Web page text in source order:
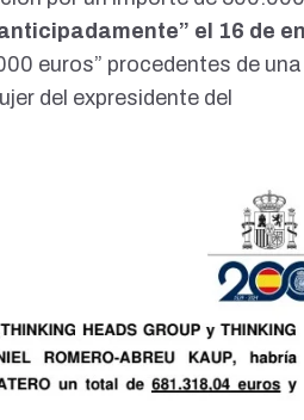
el 16 de
euros” procedentes de una
del expresidente del